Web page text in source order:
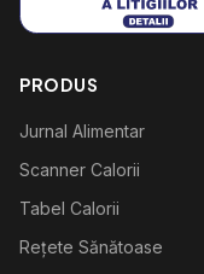
PRODUS
Jurnal Alimentar
Scanner Calorii
Tabel Calorii
Rețete Sănătoase